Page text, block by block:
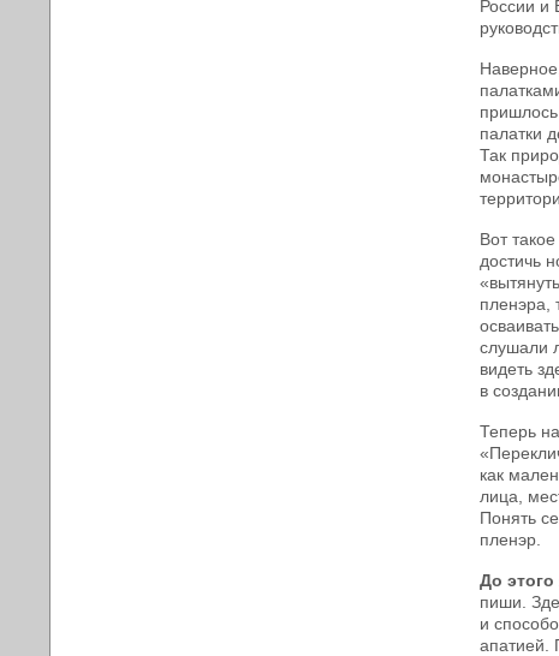
России и
палатки
Так
Вот
достичь
пленэра,
слушали
видеть
в
Теперь
как
лица,
Понять
пленэр.
До этого
пиши.
и
апатией.